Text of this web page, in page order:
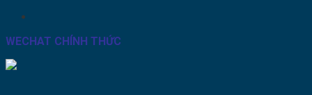
WECHAT CHÍNH THỨC